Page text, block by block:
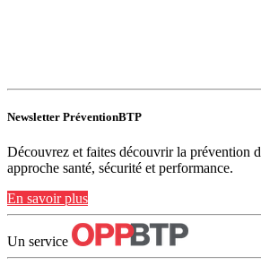
Newsletter PréventionBTP
Découvrez et faites découvrir la prévention
approche santé, sécurité et performance.
En savoir plus
Un service